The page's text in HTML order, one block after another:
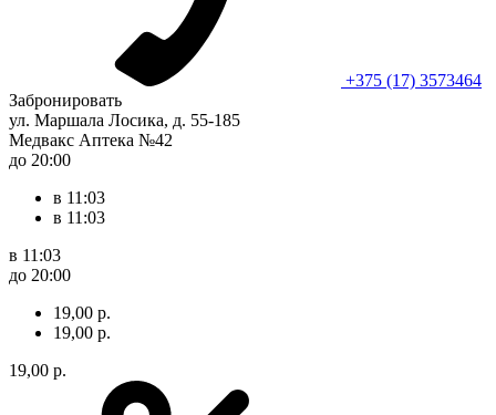
+375 (17) 3573464
Забронировать
ул. Маршала Лосика, д. 55-185
Медвакс Аптека №42
до 20:00
в 11:03
в 11:03
в 11:03
до 20:00
19,00 р.
19,00 р.
19,00 р.